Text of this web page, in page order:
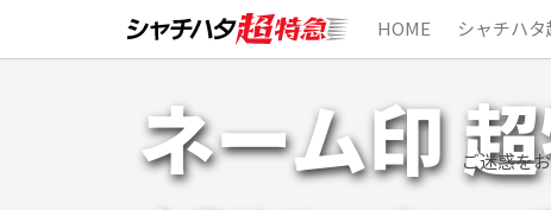
HOME シャチハ
ネーム印
ご迷惑を